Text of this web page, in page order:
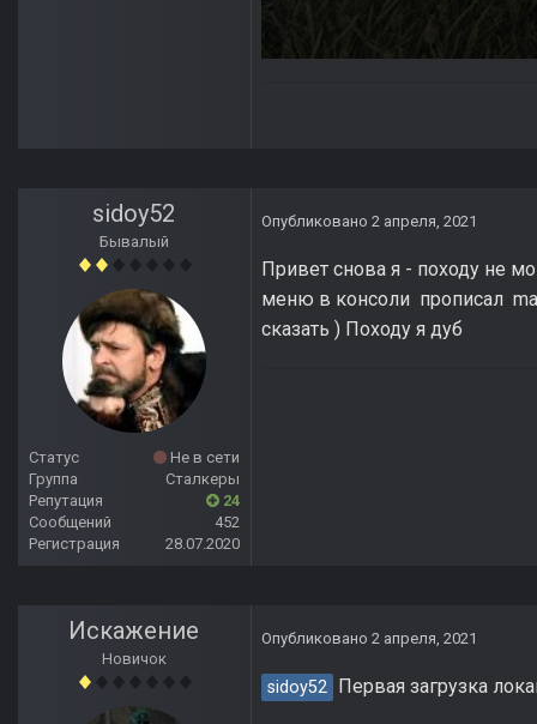
sidoy52
Бывалый
Статус
Не в сети
Группа
Сталкеры
Репутация
24
Сообщений
452
Регистрация
28.07.2020
Опубликовано 2 апреля, 2021
Привет снова я - походу не
меню в консоли прописал
сказать ) Походу я дуб
Искажение
Новичок
Опубликовано 2 апреля, 2021
sidoy52 Первая загрузка